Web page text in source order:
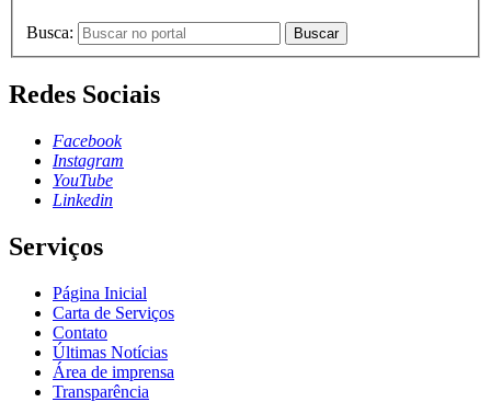
Busca: Buscar
Redes Sociais
Facebook
Instagram
YouTube
Linkedin
Serviços
Página Inicial
Carta de Serviços
Contato
Últimas Notícias
Área de imprensa
Transparência